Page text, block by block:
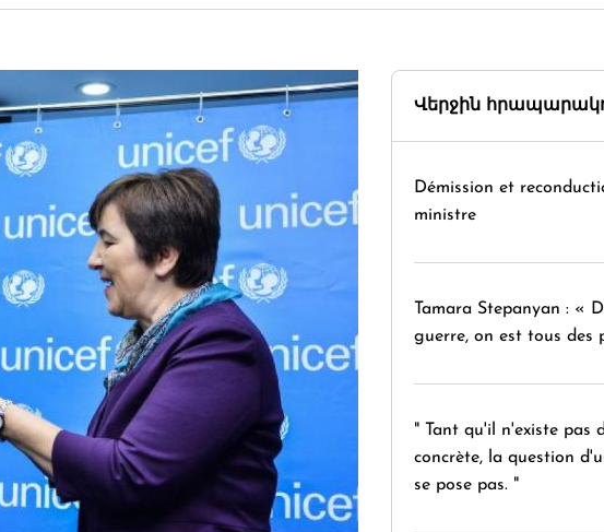
Վերջին
Démission et
ministre
Tamara Stepanyan : «
guerre, on est tous des
" Tant qu'il n'existe pas
concrète, la question
se pose pas. "